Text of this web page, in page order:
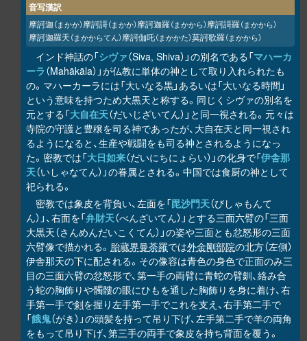
音写漢訳
摩訶迦（まかか）摩訶謌（まかか）摩訶迦羅（まかから）摩訶謌羅（まかから）
摩訶迦羅天（まかからてん）摩訶伽吒（まかかた）莫訶歌羅（まかから）
インド神話の「シヴァ（Siva, Shiva）」の別名である「マハーカ
ーラ （Mahākāla）」が仏教に単体の神として取り入れられたも
の。マハーカーラには「大いなる黒」あるいは「大いなる時間」
という意味を持つため大黒天と称する。同じくシヴァの別名を
元とする「大自在天（だいじざいてん）」と同一視される。元々は
寺院の守護と豊穣を司る神であったが、大自在天と同一視され
るようになると、生産や戦闘をも司る神とされるようになっ
た。密教では「大日如来（だいにちにょらい）」の化身で「伊舎那
天（いしゃなてん）」の眷属とされる。中国では食厨の神として
祀られる。
密教では象皮を背負い、左面を「毘沙門天（びしゃもんて
ん）」、右面を「弁財天（べんざいてん）」とする三面六臂の「三面
大黒天（さんめんだいこくてん）」の姿や三面とも忿怒形の三面
六臂像で描かれる。 胎蔵界曼荼羅では外金剛部院の北方（左側）
伊舎那天の下に配される。その像容は青色の身色で正面のみ三
目の三面六臂の忿怒形で、第一手の両臂に青蛇の臂釧、絡み合
う蛇の胸飾りや髑髏の眼にひもを通した胸飾りを身に着け、右
手第一手で剣を握り左手第一手でこれを支え、右手第二手で
「餓鬼（がき）」の頭髪を持って吊り下げ、左手第二手で羊の両角
をもって吊り下げ、第三手の両手で象皮を持ち背面を覆う。